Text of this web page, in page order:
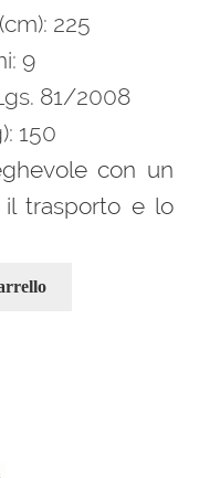
€.
attuale
225
9
81/2008
150
con un
trasporto e lo